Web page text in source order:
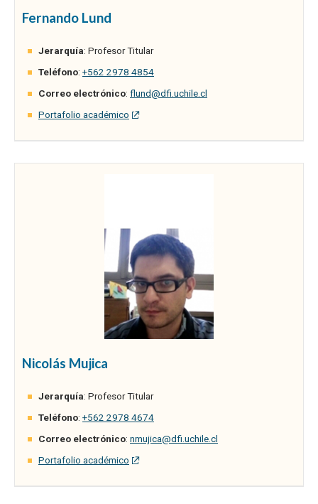
Fernando Lund
Jerarquía: Profesor Titular
Teléfono: +562 2978 4854
Correo electrónico: flund@dfi.uchile.cl
Portafolio académico
Nicolás Mujica
Jerarquía: Profesor Titular
Teléfono: +562 2978 4674
Correo electrónico: nmujica@dfi.uchile.cl
Portafolio académico